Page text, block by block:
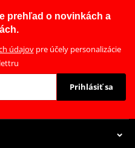
prehľad o novinkách a
údajovpre účely personalizácie
Prihlásiť sa